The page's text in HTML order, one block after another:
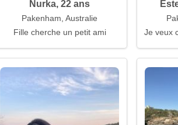
Nurka, 22 ans
Pakenham, Australie
Fille cherche un petit ami
Je veux